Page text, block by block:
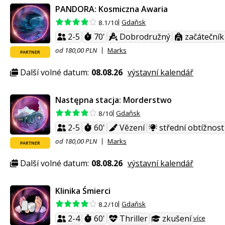
PARTNER
PANDORA: Kosmiczna Awaria
8.1/10 Gdaňsk
2-5 70' Dobrodružný začátečník
od 180,00 PLN
Marks
Další volné datum: 08.08.26 výstavní kalendář
PARTNER
Następna stacja: Morderstwo
8/10 Gdaňsk
2-5 60' Vězení střední obtížnost
od 180,00 PLN
Marks
Další volné datum: 08.08.26 výstavní kalendář
Klinika Śmierci
8.2/10 Gdaňsk
2-4 60' Thriller zkušení více